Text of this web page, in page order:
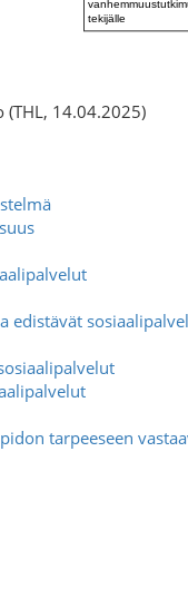
(THL, 14.04.2025)
edistävät
tarpeeseen